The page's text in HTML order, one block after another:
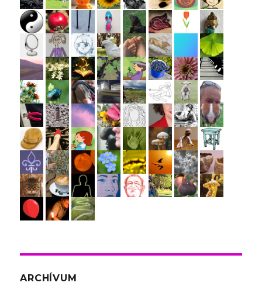
ARCHÍVUM